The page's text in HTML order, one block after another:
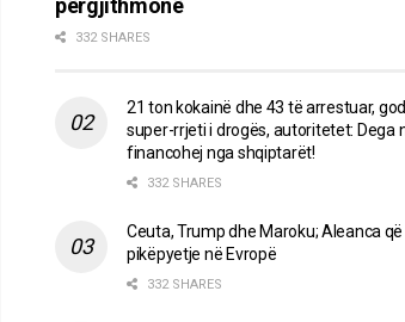
përgjithmonë
332 SHARES
21 ton kokainë dhe 43 të arrestuar,
super-rrjeti i drogës, autoritetet: Dega
financohej nga shqiptarët!
332 SHARES
Ceuta, Trump dhe Maroku; Aleanca
pikëpyetje në Evropë
332 SHARES